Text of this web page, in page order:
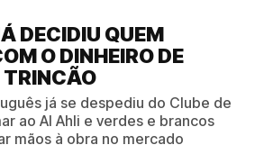
DECIDIU QUEM
O DINHEIRO DE
já se despediu do Clube de
ao Al Ahli e verdes e brancos
mãos à obra no mercado